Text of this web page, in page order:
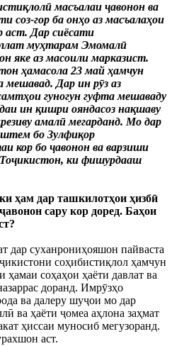
масъалаи ҷавонон ва
соз-гор ба онҳо аз масъалаҳои
аст. Дар сиёсати
муҳтарам Эмомалӣ
яке аз масоили марказист.
ҳамасола 23 май ҳамчун
Дар ин рӯз аз
гуногун гуфта мешаваду
ин қишри ояндасоз нақшаву
амалӣ мегарданд. Мо дар
бо Зулфиқор
кор бо ҷавонон ва варзиши
ки фишурдааш
ҳам дар ташкилотҳои ҳизбӣ
сару кор доред. Баҳои
дар суханрониҳояшон пайваста
соҳибистиқлол ҳамчун
ҳамаи соҳаҳои ҳаёти давлат ва
доранд. Имрӯзҳо
ва далеру шуҷои мо дар
ва ҳаёти ҷомеа аҳлона заҳмат
ҳиссаи муносиб мегузоранд.
аст.